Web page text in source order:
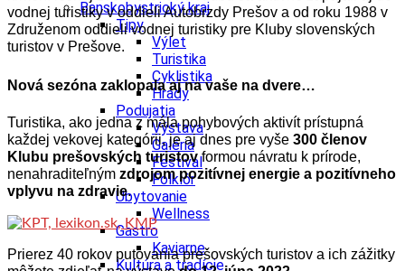
Banskobystrický kraj
Tipy
Výlet
Turistika
Cyklistika
Hrady
Podujatia
Výstava
Galéria
Festival
Folklór
Ubytovanie
Wellness
Gastro
Kaviarne
Kultúra a tradície
vodnej turistiky v oddieli Autobrzdy Prešov a od roku 1988 v
Združenom oddieli vodnej turistiky pre Kluby slovenských
turistov v Prešove.
Nová sezóna zaklopala aj na vaše na dvere…
Turistika, ako jedna z mála pohybových aktivít prístupná
každej vekovej kategórii, je aj dnes pre vyše 300 členov
Klubu prešovských turistovformou návratu k prírode,
nenahraditeľným zdrojom pozitívnej energie a pozitívneho
vplyvu na zdravie.
Prierez 40 rokov putovania prešovských turistov a ich zážitky